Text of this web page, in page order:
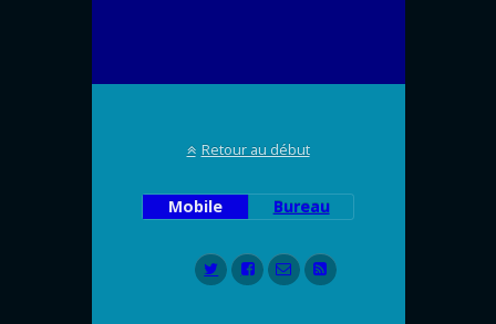
Retour au début
Mobile Bureau